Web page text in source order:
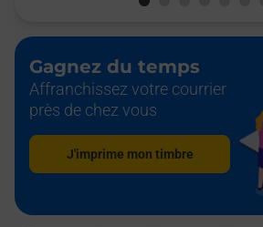
Gagnez du temps
Affranchissez votre courrier
près de chez vous
J'imprime mon timbre